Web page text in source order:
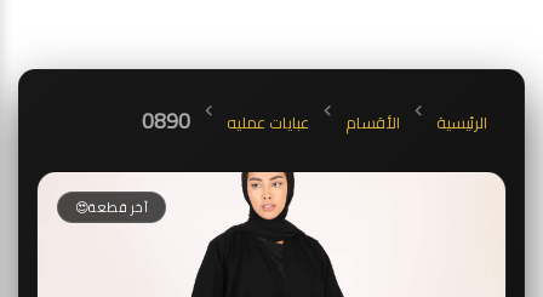
الرئيسية الأقسام عبايات عمليه 0890
آخر قطعة😍